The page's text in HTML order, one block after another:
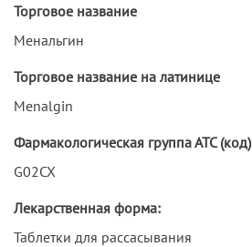
Торговое название
Менальгин
Торговое название на латинице
Menalgin
Фармакологическая группа АТС (код)
G02CX
Лекарственная форма:
Таблетки для рассасывания